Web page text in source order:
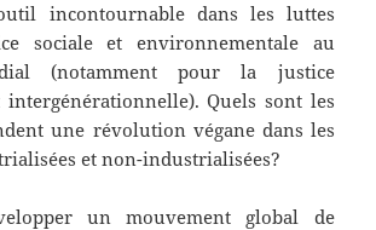
incontournable dans les luttes
sociale et environnementale au
(notamment pour la justice
Quels sont les
une révolution végane dans les
et non-industrialisées?
un mouvement global de